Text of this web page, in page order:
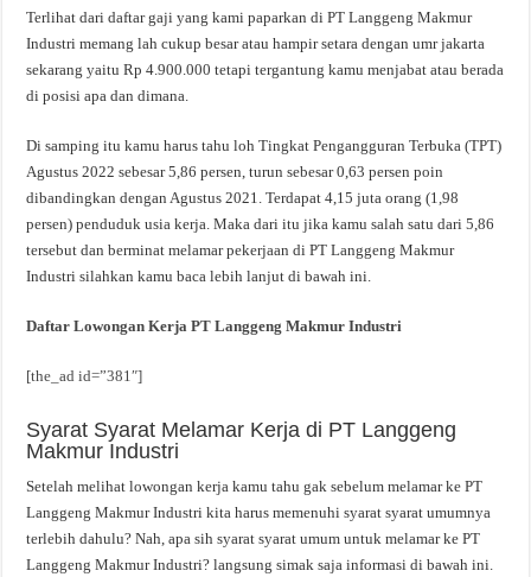
Terlihat dari daftar gaji yang kami paparkan di PT Langgeng Makmur
Industri memang lah cukup besar atau hampir setara dengan umr jakarta
sekarang yaitu Rp 4.900.000 tetapi tergantung kamu menjabat atau berada
di posisi apa dan dimana.
Di samping itu kamu harus tahu loh Tingkat Pengangguran Terbuka (TPT)
Agustus 2022 sebesar 5,86 persen, turun sebesar 0,63 persen poin
dibandingkan dengan Agustus 2021. Terdapat 4,15 juta orang (1,98
persen) penduduk usia kerja. Maka dari itu jika kamu salah satu dari 5,86
tersebut dan berminat melamar pekerjaan di PT Langgeng Makmur
Industri silahkan kamu baca lebih lanjut di bawah ini.
Daftar Lowongan Kerja PT Langgeng Makmur Industri
[the_ad id=”381″]
Syarat Syarat Melamar Kerja di PT Langgeng
Makmur Industri
Setelah melihat lowongan kerja kamu tahu gak sebelum melamar ke PT
Langgeng Makmur Industri kita harus memenuhi syarat syarat umumnya
terlebih dahulu? Nah, apa sih syarat syarat umum untuk melamar ke PT
Langgeng Makmur Industri? langsung simak saja informasi di bawah ini.